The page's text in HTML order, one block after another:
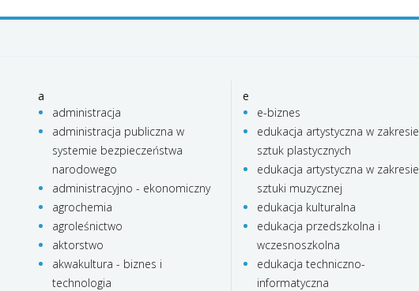
a
administracja
administracja publiczna w
systemie bezpieczeństwa
narodowego
administracyjno - ekonomiczny
agrochemia
agroleśnictwo
aktorstwo
akwakultura - biznes i
technologia
e
e-biznes
edukacja artystyczna w zakresie
sztuk plastycznych
edukacja artystyczna w zakresie
sztuki muzycznej
edukacja kulturalna
edukacja przedszkolna i
wczesnoszkolna
edukacja techniczno-
informatyczna